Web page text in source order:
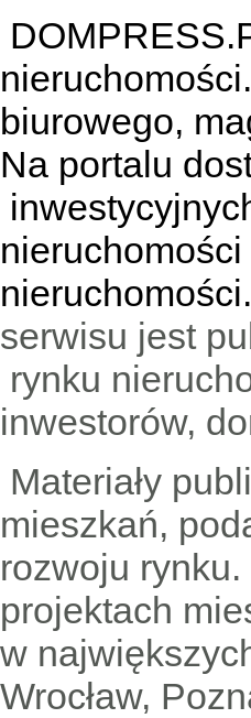
biurowego,
Na portalu
nieruchomości.
serwisu jest
rynku
inwestorów,
Materiały
mieszkań,
rozwoju
projektach
w
Wrocław,